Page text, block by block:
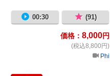
00:30 (91)
価格： 8,000円
(税込8,800円)
Phi